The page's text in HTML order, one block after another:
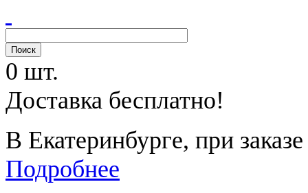
0 шт.
Доставка бесплатно!
В Екатеринбурге, при
Подробнее